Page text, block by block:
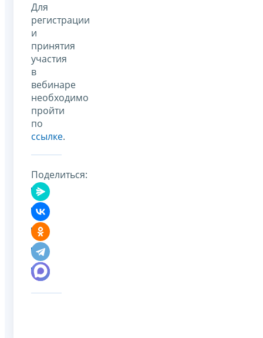
Для
регистрации
и
принятия
участия
в
вебинаре
необходимо
пройти
по
ссылке.
Поделиться: